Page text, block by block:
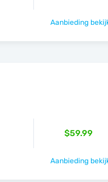
Aanbieding
$59.99
Aanbieding